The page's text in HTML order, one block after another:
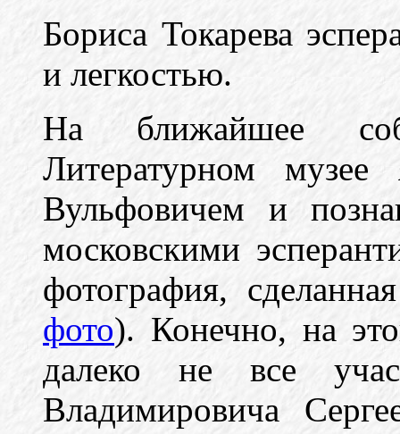
Бориса Токарева
и легкостью.
На ближайшее
Литературном
Вульфовичем и
московскими
фотография,
фото). Конечно, на
далеко не все
Владимировича